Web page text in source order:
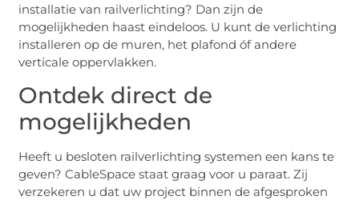
installatie van railverlichting? Dan zijn de
mogelijkheden haast eindeloos. U kunt de verlichting
installeren op de muren, het plafond óf andere
verticale oppervlakken.
Ontdek direct de
mogelijkheden
Heeft u besloten railverlichting systemen een kans te
geven? CableSpace staat graag voor u paraat. Zij
verzekeren u dat uw project binnen de afgesproken